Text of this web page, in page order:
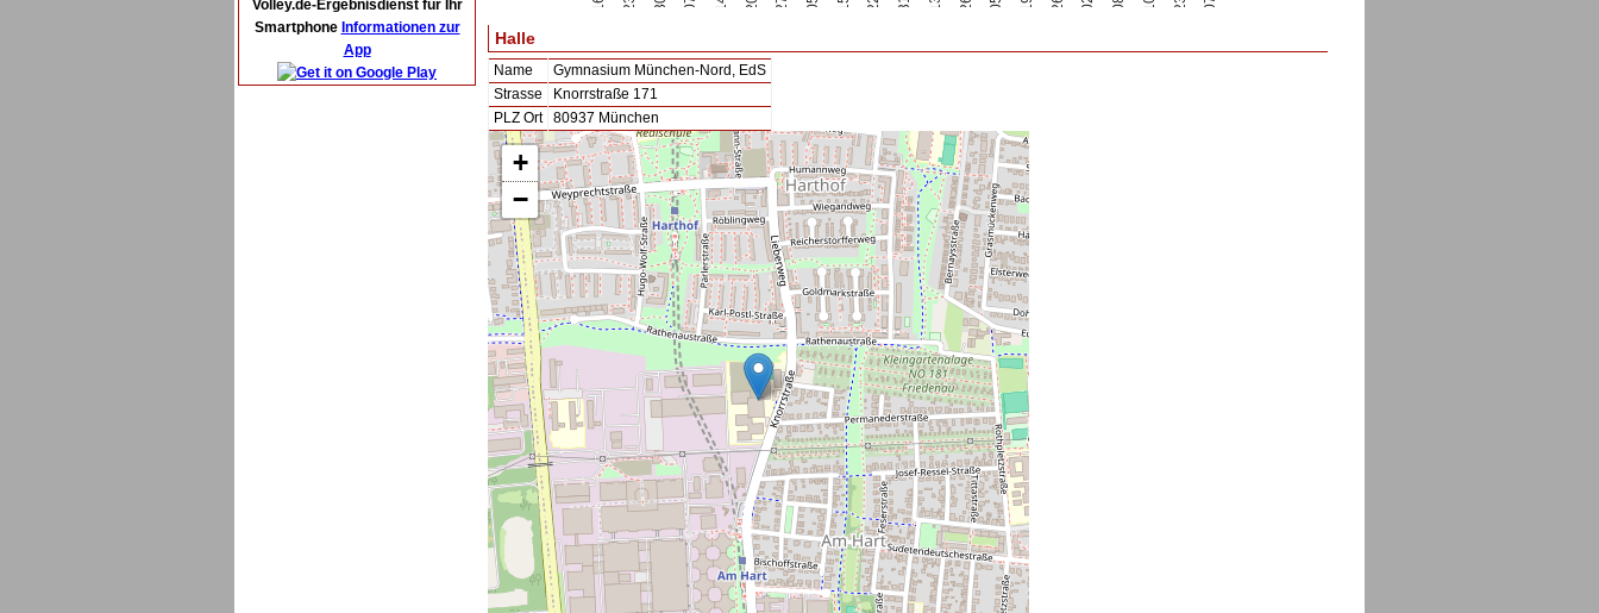
Volley.de-Ergebnisdienst für Ihr
Smartphone Informationen zur
App
Halle
Name
Gymnasium München-Nord, EdS
Strasse
Knorrstraße 171
PLZ Ort
80937 München
+
−